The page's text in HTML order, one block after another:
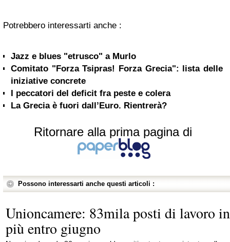
Potrebbero interessarti anche :
Jazz e blues "etrusco" a Murlo
Comitato "Forza Tsipras! Forza Grecia": lista delle
iniziative concrete
I peccatori del deficit fra peste e colera
La Grecia è fuori dall’Euro. Rientrerà?
Ritornare alla prima pagina di
Possono interessarti anche questi articoli :
Unioncamere: 83mila posti di lavoro in
più entro giugno